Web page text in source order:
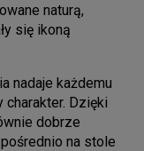
naturą,
się ikoną
nadaje każdemu
charakter. Dzięki
dobrze
na stole